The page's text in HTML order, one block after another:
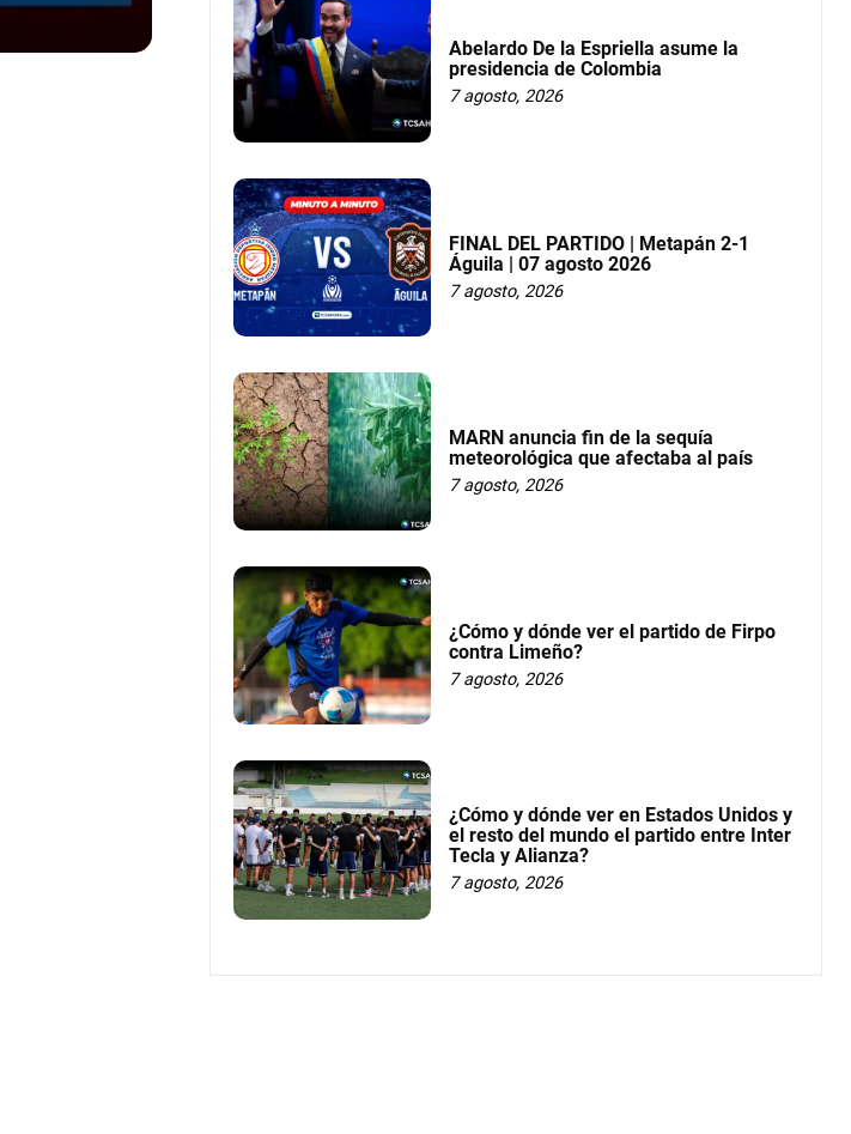
Abelardo De la Espriella asume la
presidencia de Colombia
7 agosto, 2026
FINAL DEL PARTIDO | Metapán 2-1
Águila | 07 agosto 2026
7 agosto, 2026
MARN anuncia fin de la sequía
meteorológica que afectaba al país
7 agosto, 2026
¿Cómo y dónde ver el partido de Firpo
contra Limeño?
7 agosto, 2026
¿Cómo y dónde ver en Estados Unidos y
el resto del mundo el partido entre Inter
Tecla y Alianza?
7 agosto, 2026